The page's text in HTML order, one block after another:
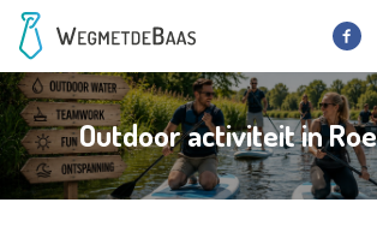
Outdoor activiteit in